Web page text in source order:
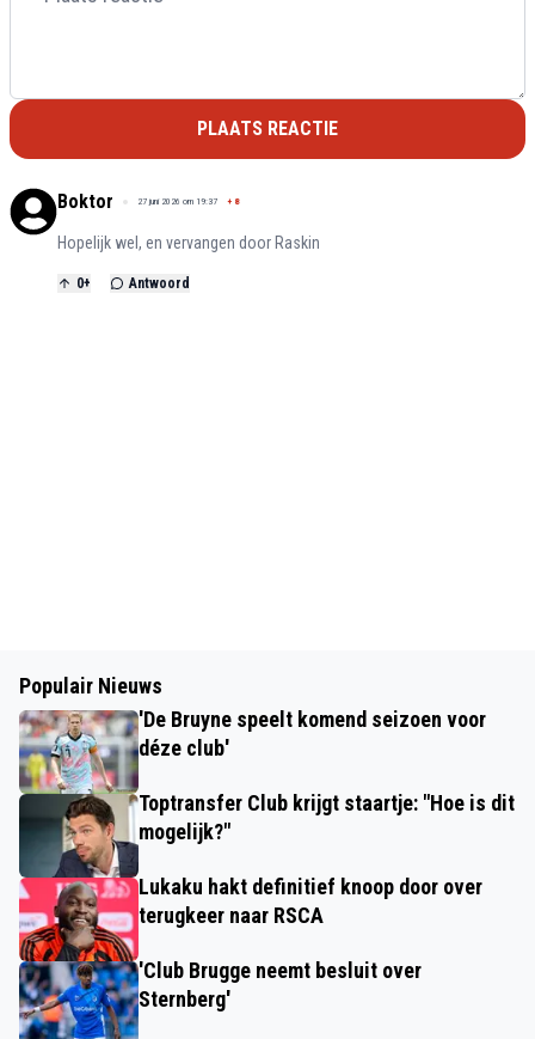
PLAATS REACTIE
Boktor 27 juni 2026 om 19:37 + 8
Hopelijk wel, en vervangen door Raskin
0+ Antwoord
Populair Nieuws
'De Bruyne speelt komend seizoen voor
déze club'
Toptransfer Club krijgt staartje: "Hoe is dit
mogelijk?"
Lukaku hakt definitief knoop door over
terugkeer naar RSCA
'Club Brugge neemt besluit over
Sternberg'